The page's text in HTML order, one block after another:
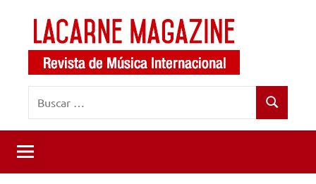
contenido
LaCarne
Magazine
de
música
internacional
Buscar